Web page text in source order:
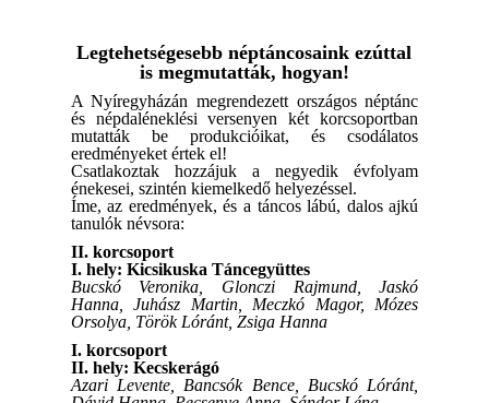
Legtehetségesebb néptáncosaink ezúttal
is megmutatták, hogyan!
A Nyíregyházán megrendezett országos néptánc
és népdaléneklési versenyen két korcsoportban
mutatták be produkcióikat, és csodálatos
eredményeket értek el!
Csatlakoztak hozzájuk a negyedik évfolyam
énekesei, szintén kiemelkedő helyezéssel.
Íme, az eredmények, és a táncos lábú, dalos ajkú
tanulók névsora:
II. korcsoport
I. hely: Kicsikuska Táncegyüttes
Bucskó Veronika, Glonczi Rajmund, Jaskó
Hanna, Juhász Martin, Meczkó Magor, Mózes
Orsolya, Török Lóránt, Zsiga Hanna
I. korcsoport
II. hely: Kecskerágó
Azari Levente, Bancsók Bence, Bucskó Lóránt,